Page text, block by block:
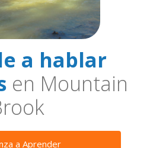
a hablar
en Mountain
a Aprender